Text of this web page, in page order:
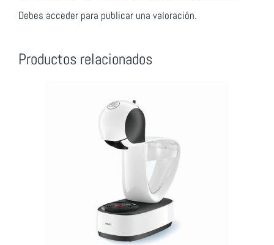
Debes acceder para publicar una valoración.
Productos relacionados